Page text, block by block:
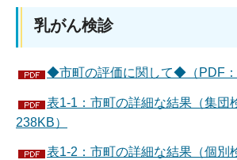
乳がん検診
◆市町の評価に関して◆（PDF：
表1-1：市町の詳細な結果（集団
238KB）
表1-2：市町の詳細な結果（個別